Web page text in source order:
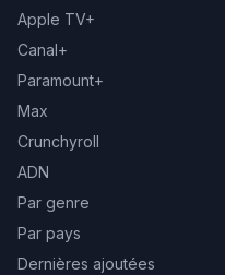
Apple TV+
Canal+
Paramount+
Max
Crunchyroll
ADN
Par genre
Par pays
Dernières ajoutées